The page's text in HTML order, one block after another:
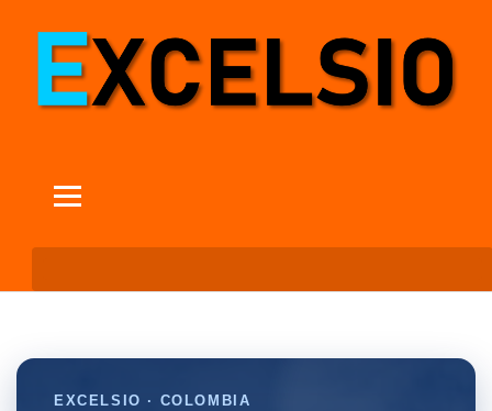
EXCELSIO · COLOMBIA